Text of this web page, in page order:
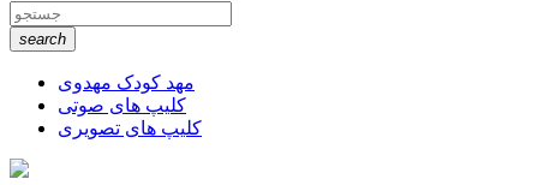
search
مهد کودک مهدوی
کلیپ های صوتی
کلیپ های تصویری